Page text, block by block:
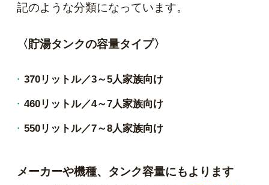
記のような分類になっています。
〈貯湯タンクの容量タイプ〉
370リットル／3～5人家族向け
460リットル／4～7人家族向け
550リットル／7～8人家族向け
メーカーや機種、タンク容量にもよります